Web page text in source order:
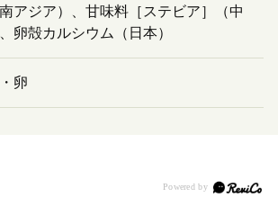
南アジア）、甘味料［ステビア］（中
卵殻カルシウム（日本）
卵